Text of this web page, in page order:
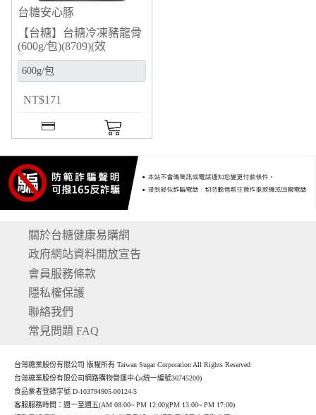
台糖安心豚
【台糖】台糖冷凍豬龍骨
(600g/包)(8709)(效
期:2026/11/30)
NT$171
關於台糖健康易購網
政府網站資料開放宣告
會員服務條款
隱私權保護
聯絡我們
常見問題 FAQ
台灣糖業股份有限公司 版權所有 Taiwan Sugar Corporation All Rights Reserved
台灣糖業股份有限公司網路購物營運中心(統一編號36745200)
食品業者登錄字號 D-103794905-00124-5
客服服務時間：週一至週五(AM 08:00~ PM 12:00)(PM 13:00~ PM 17:00)